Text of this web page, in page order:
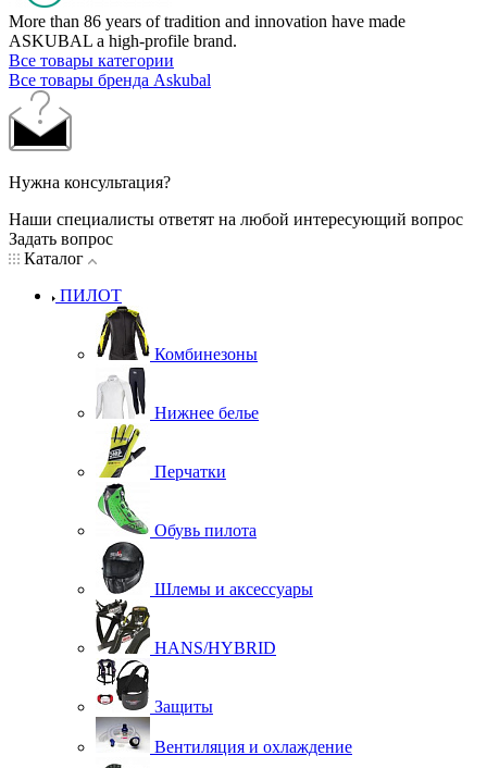
More than 86 years of tradition and innovation have made
ASKUBAL a high-profile brand.
Все товары категории
Все товары бренда Askubal
Нужна консультация?
Наши специалисты ответят на любой интересующий вопрос
Задать вопрос
Каталог
ПИЛОТ
Комбинезоны
Нижнее белье
Перчатки
Обувь пилота
Шлемы и аксессуары
HANS/HYBRID
Защиты
Вентиляция и охлаждение